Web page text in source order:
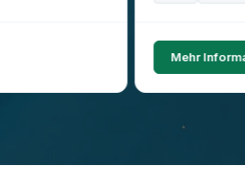
Mehr Informationen